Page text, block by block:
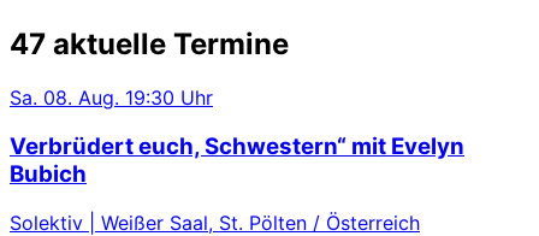
47 aktuelle Termine
Sa. 08. Aug. 19:30 Uhr
Verbrüdert euch, Schwestern“ mit Evelyn
Bubich
Solektiv | Weißer Saal, St. Pölten / Österreich